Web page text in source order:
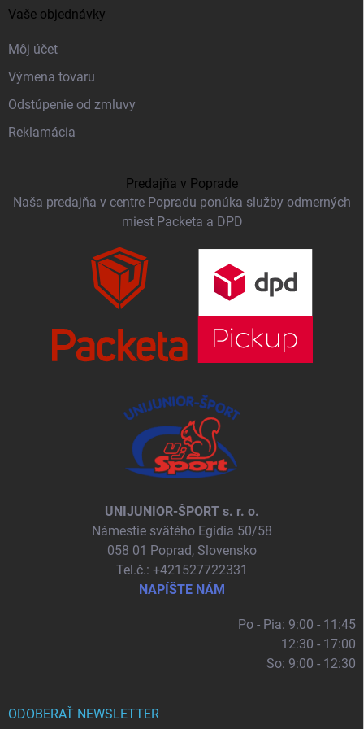
Vaše objednávky
Môj účet
Výmena tovaru
Odstúpenie od zmluvy
Reklamácia
Predajňa v Poprade
Naša predajňa v centre Popradu ponúka služby odmerných
miest Packeta a DPD
UNIJUNIOR-ŠPORT s. r. o.
Námestie svätého Egídia 50/58
058 01 Poprad, Slovensko
Tel.č.: +421527722331
NAPÍŠTE NÁM
Po - Pia: 9:00 - 11:45
12:30 - 17:00
So: 9:00 - 12:30
ODOBERAŤ NEWSLETTER